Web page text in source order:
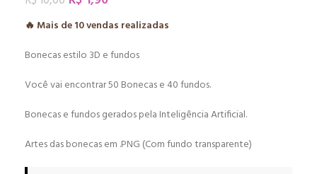
🔥 Mais de10vendas realizadas
Bonecas estilo 3D e fundos
Você vai encontrar 50 Bonecas e 40 fundos.
Bonecas e fundos gerados pela Inteligência Artificial.
Artes das bonecas em .PNG (Com fundo transparente)